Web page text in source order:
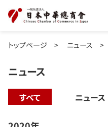
トップページ > ニュース >
ニュース
すべて ニュース